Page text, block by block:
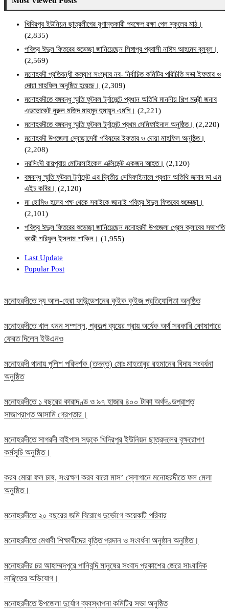
খিদিরপুর ইউনিয়ন ছাত্রলীগের যুগান্তকারী পদক্ষেপ রক্ষা পেল স্কুলের মাঠ।
(2,835)
পবিত্র ঈদুল ফিতরের শুভেচ্ছা জানিয়েছেন সিঙ্গাপুর প্রবাসী নাঈম আহমেদ বুলবুল।
(2,569)
মনোহরদী প্রতিবন্ধী কল্যাণ সংস্থার নব- নির্বাচিত কমিটির পরিচিতি সভা ইফতার ও
দোয়া মাহফিল অনুষ্ঠিত হয়েছে। (2,309)
মনোহরদীতে বঙ্গবন্ধু স্মৃতি ফুটবল টুর্নামেন্টে প্রধান অতিথি মাননীয় শিল্প মন্ত্রী জনাব
এডভোকেট নুরুল মজিদ মাহমুদ হুমায়ূন এমপি। (2,221)
মনোহরদীতে বঙ্গবন্ধু স্মৃতি ফুটবল টুর্নামেন্ট প্রথম সেমিফাইনাল অনুষ্ঠিত। (2,220)
মনোহরদী উপজেলা স্বেচ্ছাসেবী পরিষদের ইফতার ও দোয়া মাহফিল অনুষ্ঠিত।
(2,208)
নরসিংদী রায়পুরায় মোটরসাইকেল এক্সিডেন্ট একজন আহত। (2,120)
বঙ্গবন্ধু স্মৃতি ফুটবল টুর্নামেন্ট এর দ্বিতীয় সেমিফাইনালে প্রধান অতিথি জনাব ডা এম
এইচ কবির। (2,120)
মা হোমিও হলের পক্ষ থেকে সবাইকে জানাই পবিত্র ঈদুল ফিতরের শুভেচ্ছা।
(2,101)
পবিত্র ঈদুল ফিতরের শুভেচ্ছা জানিয়েছেন মনোহরদী উপজেলা প্রেস ক্লাবের সভাপতি
কাজী শরিফুল ইসলাম শাকিল। (1,955)
Last Update
Popular Post
মনোহরদীতে দ্য আল-হেরা ফাউন্ডেশনের কুইক কুইজ প্রতিযোগিতা অনুষ্ঠিত
মনোহরদীতে খাল খনন সম্পন্ন, প্রকল্প ব্যয়ের প্রায় অর্ধেক অর্থ সরকারি কোষাগারে
ফেরত দিলেন ইউএনও
মনোহরদী থানায় পুলিশ পরিদর্শক (তদন্ত) মোঃ মাহতাবুর রহমানের বিদায় সংবর্ধনা
অনুষ্ঠিত
মনোহরদীতে ১ বছরের কারাদণ্ড ও ৯৭ হাজার ৪০০ টাকা অর্থদণ্ডপ্রাপ্ত
সাজাপ্রাপ্ত আসামি গ্রেপ্তার।
মনোহরদীতে সাগরদী বাইপাস সড়কে খিদিরপুর ইউনিয়ন ছাত্রদলের বৃক্ষরোপণ
কর্মসূচি অনুষ্ঠিত।
করব মোরা ফল চাষ, সংরক্ষণ করব বারো মাস’ স্লোগানে মনোহরদীতে ফল মেলা
অনুষ্ঠিত।
মনোহরদীতে ২০ বছরের জমি বিরোধে দুর্ভোগে কয়েকটি পরিবার
মনোহরদীতে মেধাবী শিক্ষার্থীদের বৃত্তি প্রদান ও সংবর্ধনা অনুষ্ঠান অনুষ্ঠিত।
মনোহরদীর চর আহাম্মদপুরে পানিবন্দি মানুষের সংবাদ প্রকাশের জেরে সাংবাদিক
লাঞ্ছিতের অভিযোগ।
মনোহরদীতে উপজেলা দুর্যোগ ব্যবস্থাপনা কমিটির সভা অনুষ্ঠিত